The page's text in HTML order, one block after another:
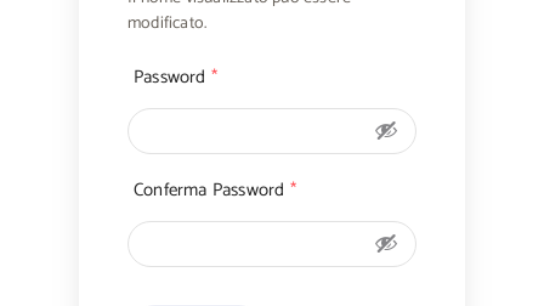
modificato.
Password *
Conferma Password *